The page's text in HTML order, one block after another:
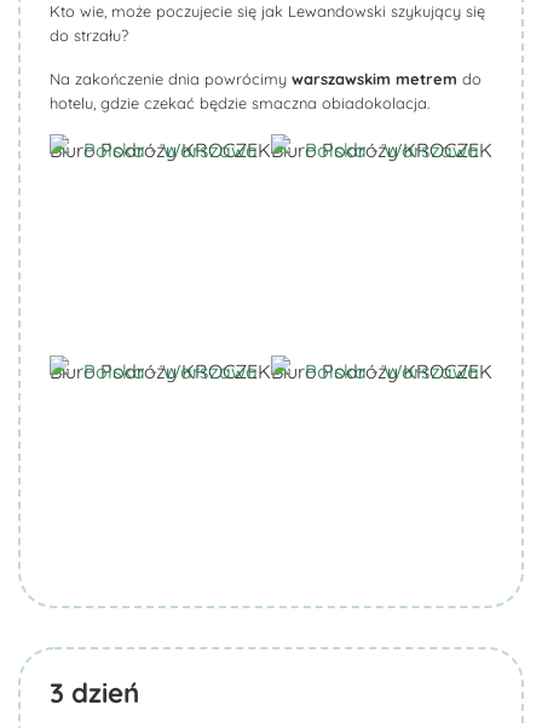
Kto wie, może poczujecie się jak Lewandowski szykujący się
do strzału?
Na zakończenie dnia powrócimy warszawskim metrem do
hotelu, gdzie czekać będzie smaczna obiadokolacja.
Biuro Podróży KROCZEKBiuro Podróży KROCZEK
Biuro Podróży KROCZEKBiuro Podróży KROCZEK
3 dzień